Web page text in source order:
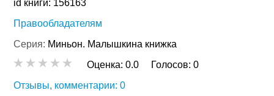
id книги: 156163
Правообладателям
Серия: Миньон. Малышкина книжка
Оценка:0.0 Голосов:0
Отзывы, комментарии: 0